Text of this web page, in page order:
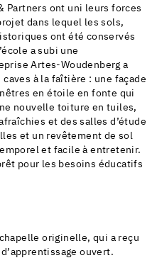
Partners ont uni leurs forces
dans lequel les sols,
ont été conservés
a subi une
Artes-Woudenberg a
à la faîtière : une façade
en étoile en fonte qui
nouvelle toiture en tuiles,
et des salles d’étude
et un revêtement de sol
et facile à entretenir.
pour les besoins éducatifs
originelle, qui a reçu
ouvert.